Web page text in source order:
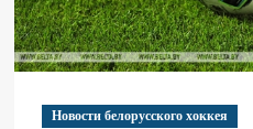
Новости белорусского хоккея